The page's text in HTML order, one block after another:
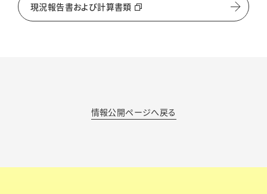
現況報告書および計算書類
情報公開ページへ戻る